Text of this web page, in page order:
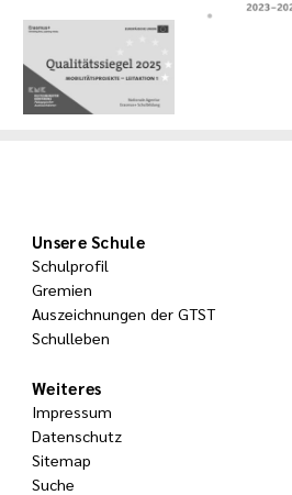
Unsere Schule
Schulprofil
Gremien
Auszeichnungen der GTST
Schulleben
Weiteres
Impressum
Datenschutz
Sitemap
Suche